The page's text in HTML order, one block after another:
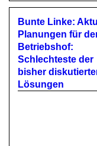
Bunte Linke:
Planungen für
Betriebshof:
Schlechteste der
bisher
Lösungen